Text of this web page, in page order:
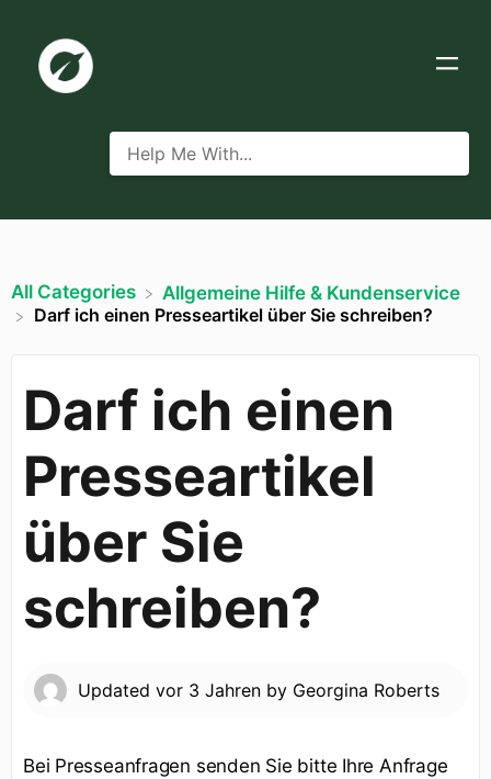
All Categories
​Allgemeine Hilfe & Kundenservice
Darf ich einen Presseartikel über Sie schreiben?
Darf ich einen
Presseartikel
über Sie
schreiben?
Updated vor 3 Jahren by Georgina Roberts
Bei Presseanfragen senden Sie bitte Ihre Anfrage